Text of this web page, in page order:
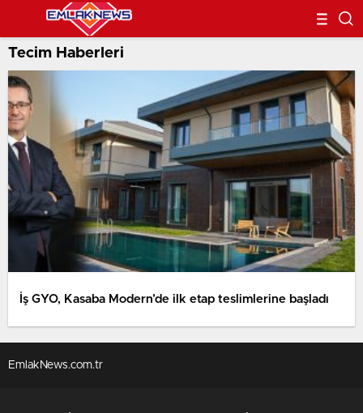
Tecim Haberleri
İş GYO, Kasaba Modern’de ilk etap teslimlerine başladı
EmlakNews.com.tr